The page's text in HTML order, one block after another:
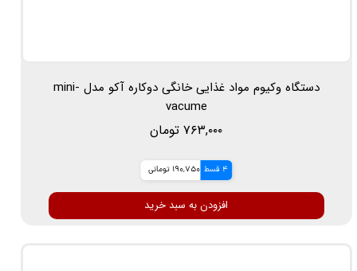
دستگاه وکیوم مواد غذایی خانگی دوکاره آکو مدل mini-
vacume
۷۶۳,۰۰۰ تومان
4 قسط 190,750 تومانی
افزودن به سبد خرید